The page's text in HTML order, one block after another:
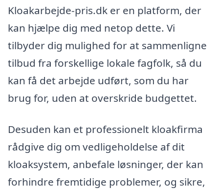
Kloakarbejde-pris.dk er en platform, der
kan hjælpe dig med netop dette. Vi
tilbyder dig mulighed for at sammenligne
tilbud fra forskellige lokale fagfolk, så du
kan få det arbejde udført, som du har
brug for, uden at overskride budgettet.
Desuden kan et professionelt kloakfirma
rådgive dig om vedligeholdelse af dit
kloaksystem, anbefale løsninger, der kan
forhindre fremtidige problemer, og sikre,